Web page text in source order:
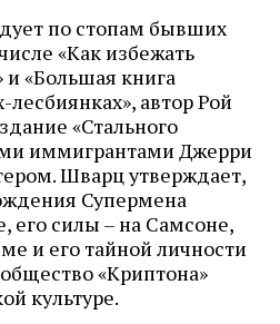
по стопам бывших
«Как избежать
«Большая книга
автор Рой
«Стального
иммигрантами Джерри
Шварц утверждает,
Супермена
его силы – на Самсоне,
и его тайной личности
«Криптона»
культуре.